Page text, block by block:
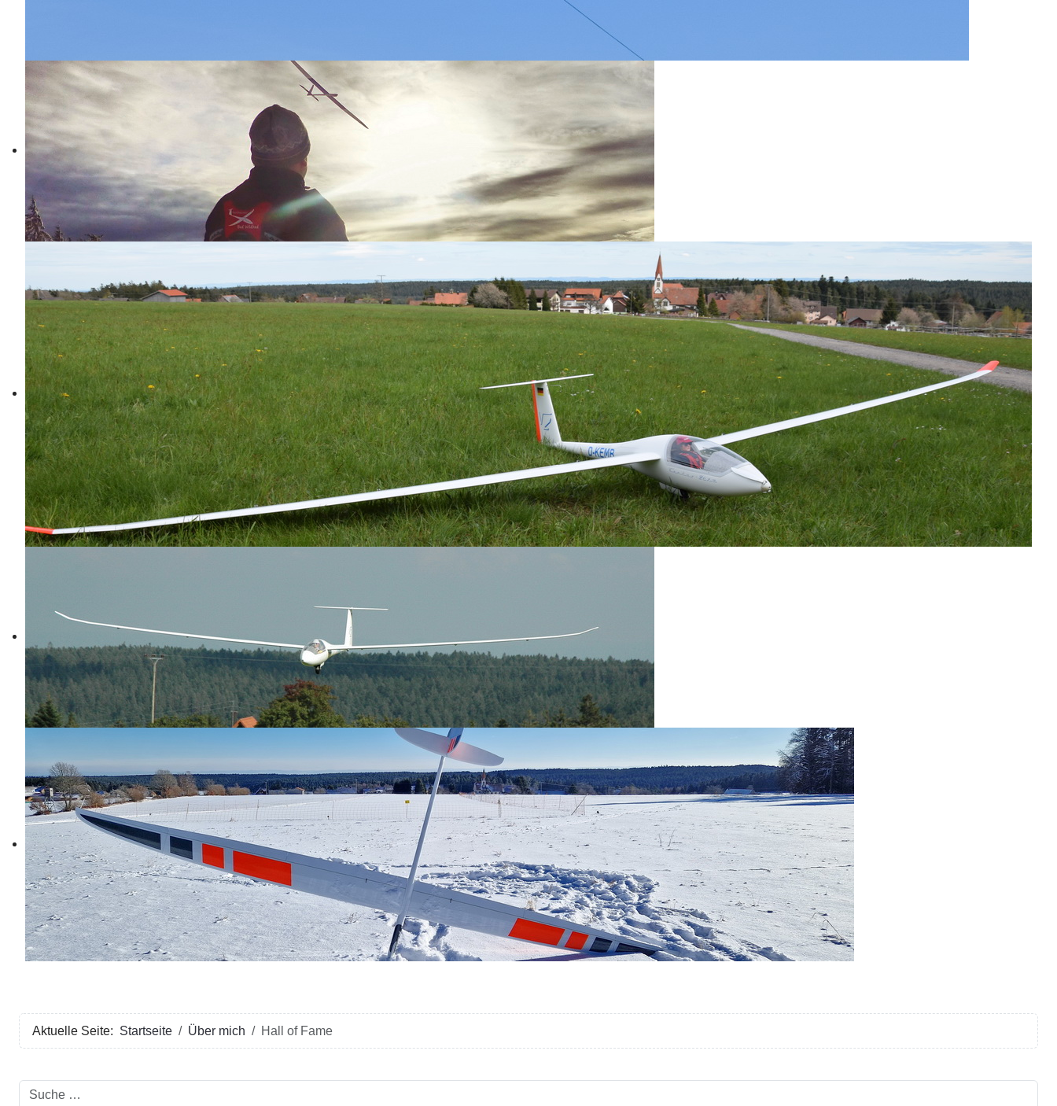
Aktuelle Seite: Startseite Über mich Hall of Fame
Suchen